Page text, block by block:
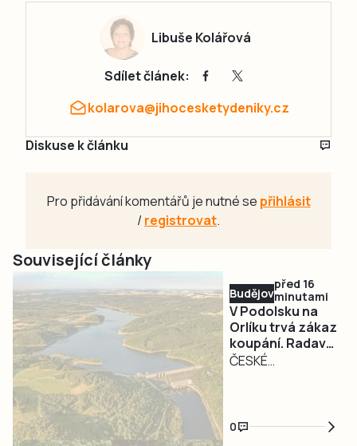
Libuše Kolářová
Sdílet článek:
kolarova@jihocesketydeniky.cz
Diskuse k článku
Pro přidávání komentářů je nutné se přihlásit
/registrovat.
Související články
Budějovicko
před 16
minutami
V Podolsku na
Orlíku trvá zákaz
koupání. Radava
nebo Lipno mají
ČESKÉ
vzorků vody z
počátku týdne
0